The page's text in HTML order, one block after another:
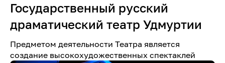
Государственный русский
драматический театр Удмуртии
Предметом деятельности Театра является
создание высокохудожественных спектаклей